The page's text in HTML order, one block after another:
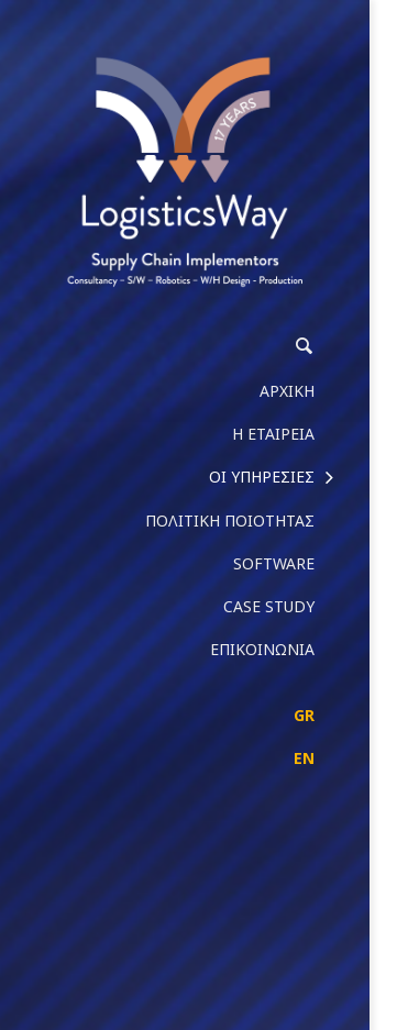
ΑΡΧΙΚΗ
Η ΕΤΑΙΡΕΙΑ
ΟΙ ΥΠΗΡΕΣΙΕΣ
ΠΟΛΙΤΙΚΗ ΠΟΙΟΤΗΤΑΣ
SOFTWARE
CASE STUDY
ΕΠΙΚΟΙΝΩΝΙΑ
GR
EN